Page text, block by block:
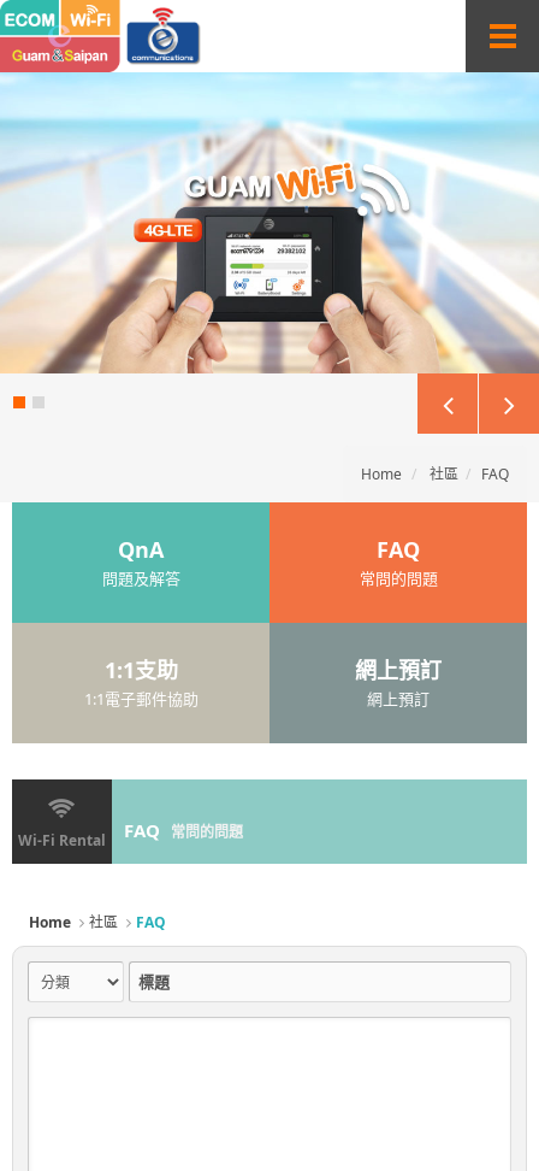
T
a
t
i
o
n
Home 社區 FAQ
QnA
問題及解答
FAQ
常問的問題
1:1支助
1:1電子郵件協助
網上預訂
網上預訂
Wi-Fi Rental FAQ 常問的問題
Home 社區 FAQ
標題